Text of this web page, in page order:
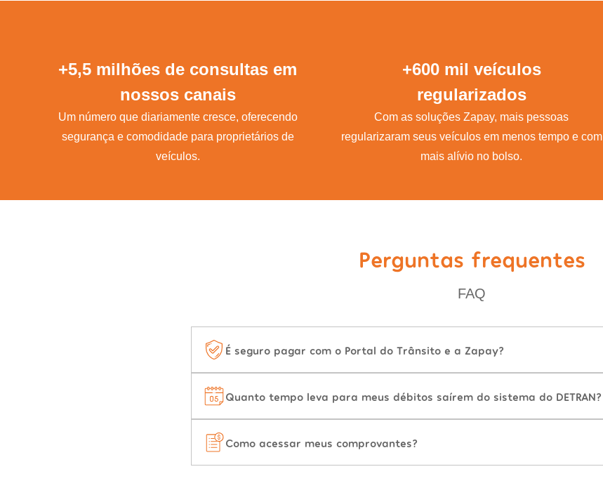
+5,5 milhões de consultas em
nossos canais
Um número que diariamente cresce, oferecendo
segurança e comodidade para proprietários de
veículos.
+600 mil veículos
regularizados
Com as soluções Zapay, mais pessoas
regularizaram seus veículos em menos tempo e com
mais alívio no bolso.
Perguntas frequentes
FAQ
É seguro pagar com o Portal do Trânsito e a Zapay?
Quanto tempo leva para meus débitos saírem do sistema do DETRAN?
Como acessar meus comprovantes?